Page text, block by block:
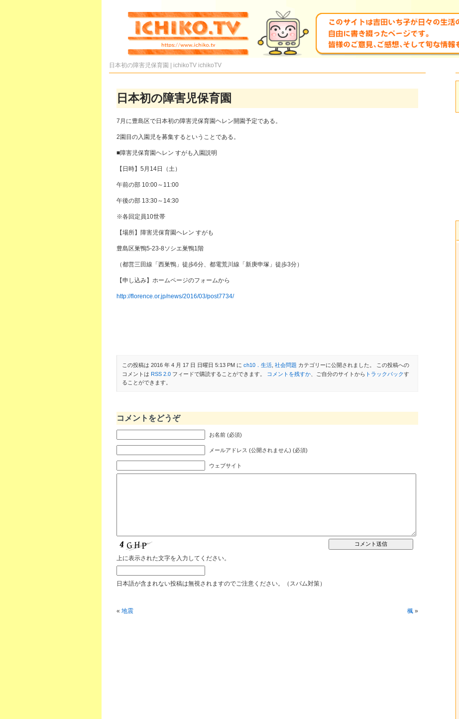
日本初の障害児保育園 | ichikoTV ichikoTV
日本初の障害児保育園
7月に豊島区で日本初の障害児保育園ヘレン開園予定である。
2園目の入園児を募集するということである。
■障害児保育園ヘレン すがも入園説明
【日時】5月14日（土）
午前の部 10:00～11:00
午後の部 13:30～14:30
※各回定員10世帯
【場所】障害児保育園ヘレン すがも
豊島区巣鴨5-23-8ソシエ巣鴨1階
（都営三田線「西巣鴨」徒歩6分、都電荒川線「新庚申塚」徒歩3分）
【申し込み】ホームページのフォームから
http://florence.or.jp/news/2016/03/post7734/
この投稿は 2016 年 4 月 17 日 日曜日 5:13 PM に ch10．生活, 社会問題 カテゴリーに公開されました。 この投稿への
コメントは RSS 2.0フィードで購読することができます。 コメントを残すか、ご自分のサイトから トラックバックす
ることができます。
コメントをどうぞ
お名前 (必須)
メールアドレス (公開されません) (必須)
ウェブサイト
上に表示された文字を入力してください。
日本語が含まれない投稿は無視されますのでご注意ください。（スパム対策）
« 地震 楓»